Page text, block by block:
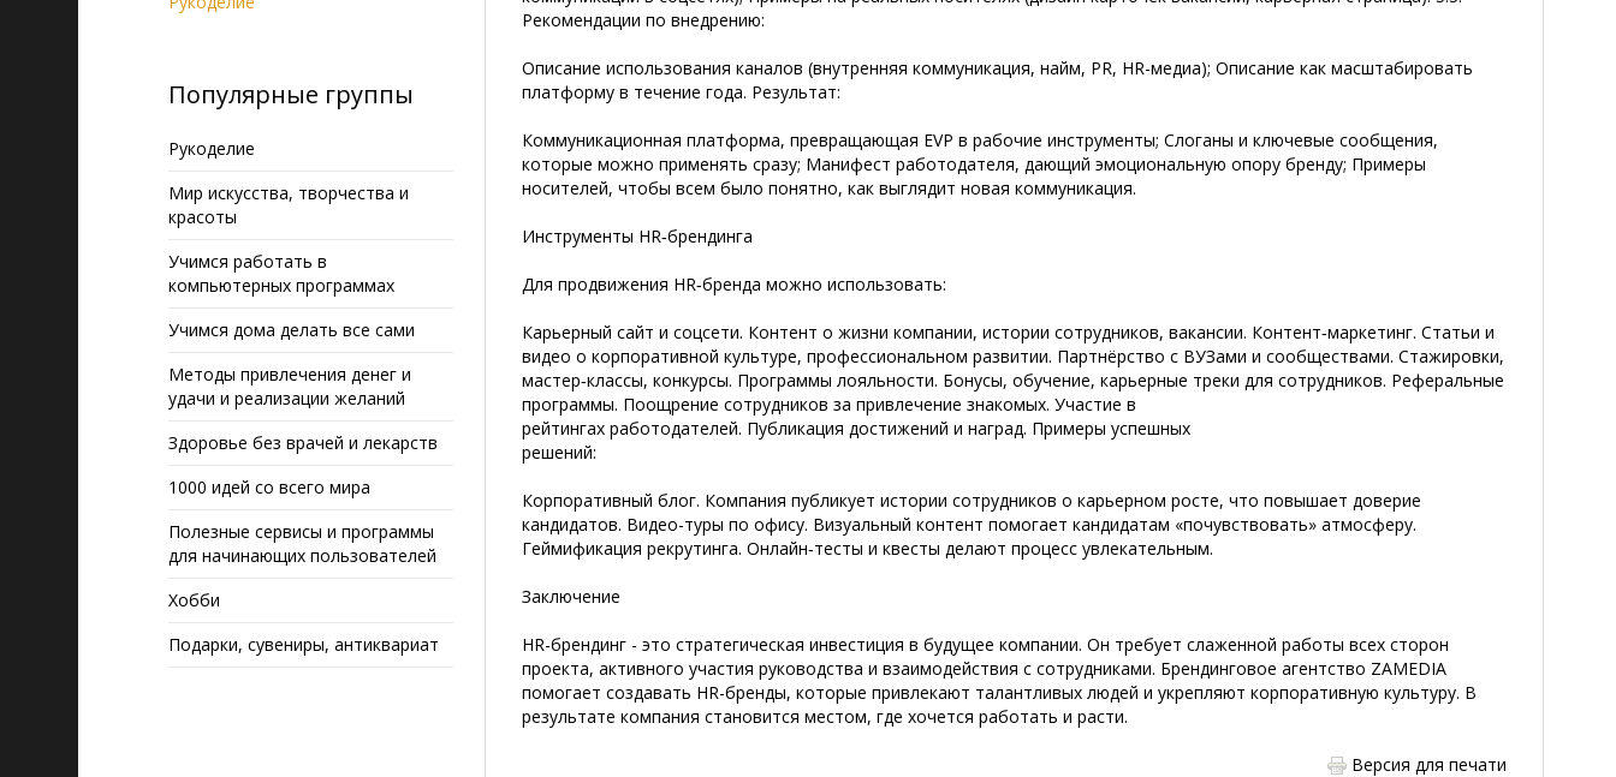
Популярные группы
Рукоделие
Мир искусства, творчества и
красоты
Учимся работать в
компьютерных программах
Учимся дома делать все сами
Методы привлечения денег и
удачи и реализации желаний
Здоровье без врачей и лекарств
1000 идей со всего мира
Полезные сервисы и программы
для начинающих пользователей
Хобби
Подарки, сувениры, антиквариат
Рекомендации по внедрению:
Описание использования каналов (внутренняя коммуникация, найм, PR, HR-медиа); Описание как масштабировать
платформу в течение года. Результат:
Коммуникационная платформа, превращающая EVP в рабочие инструменты; Слоганы и ключевые сообщения,
которые можно применять сразу; Манифест работодателя, дающий эмоциональную опору бренду; Примеры
носителей, чтобы всем было понятно, как выглядит новая коммуникация.
Инструменты HR‑брендинга
Для продвижения HR‑бренда можно использовать:
Карьерный сайт и соцсети. Контент о жизни компании, истории сотрудников, вакансии. Контент‑маркетинг. Статьи и
видео о корпоративной культуре, профессиональном развитии. Партнёрство с ВУЗами и сообществами. Стажировки,
мастер‑классы, конкурсы. Программы лояльности. Бонусы, обучение, карьерные трекидля сотрудников. Реферальные
программы. Поощрение сотрудников за привлечение знакомых. Участие в
рейтингах работодателей. Публикация достижений и наград. Примеры успешных
решений:
Корпоративный блог. Компания публикует истории сотрудников о карьерном росте, что повышает доверие
кандидатов. Видео-туры по офису. Визуальный контент помогает кандидатам «почувствовать» атмосферу.
Геймификация рекрутинга. Онлайн‑тесты и квесты делают процесс увлекательным.
Заключение
HR-брендинг - это стратегическая инвестиция в будущее компании. Он требует слаженной работы всех сторон
проекта, активного участия руководства и взаимодействия с сотрудниками. Брендинговое агентство ZAMEDIA
помогает создавать HR-бренды, которые привлекают талантливых людей и укрепляют корпоративную культуру. В
результате компания становится местом, где хочется работать и расти.
Версия для печати